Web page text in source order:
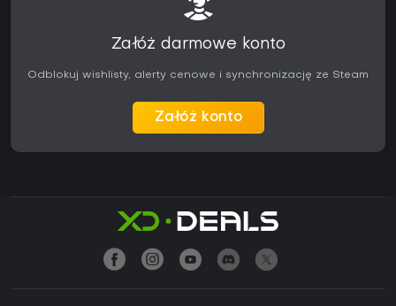
Załóż darmowe konto
Odblokuj wishlisty, alerty cenowe i synchronizację ze Steam
Załóż konto